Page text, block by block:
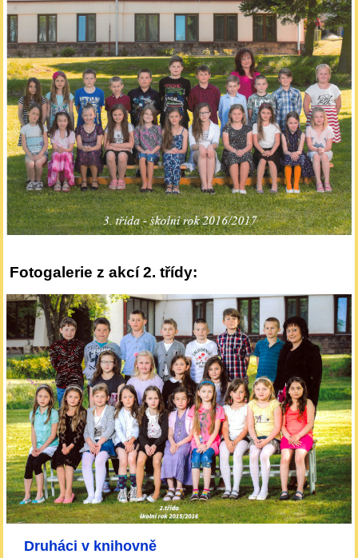
Fotogalerie z akcí 2. třídy:
Druháci v knihovně